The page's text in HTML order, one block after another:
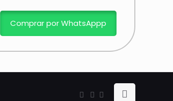
Comprar por WhatsAppp